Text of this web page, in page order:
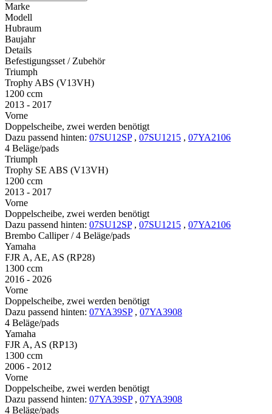
Marke
Modell
Hubraum
Baujahr
Details
Befestigungsset / Zubehör
Triumph
Trophy ABS (V13VH)
1200 ccm
2013 - 2017
Vorne
Doppelscheibe, zwei werden benötigt
Dazu passend hinten: 07SU12SP , 07SU1215 , 07YA2106
4 Beläge/pads
Triumph
Trophy SE ABS (V13VH)
1200 ccm
2013 - 2017
Vorne
Doppelscheibe, zwei werden benötigt
Dazu passend hinten: 07SU12SP , 07SU1215 , 07YA2106
Brembo Calliper / 4 Beläge/pads
Yamaha
FJR A, AE, AS (RP28)
1300 ccm
2016 - 2026
Vorne
Doppelscheibe, zwei werden benötigt
Dazu passend hinten: 07YA39SP , 07YA3908
4 Beläge/pads
Yamaha
FJR A, AS (RP13)
1300 ccm
2006 - 2012
Vorne
Doppelscheibe, zwei werden benötigt
Dazu passend hinten: 07YA39SP , 07YA3908
4 Beläge/pads